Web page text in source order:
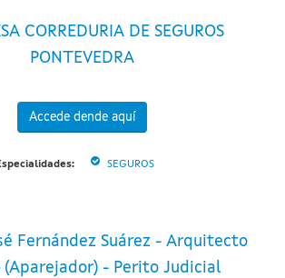
CORREDURIA DE SEGUROS
PONTEVEDRA
Accede dende aquí
SEGUROS
Fernández Suárez - Arquitecto
(Aparejador) - Perito Judicial